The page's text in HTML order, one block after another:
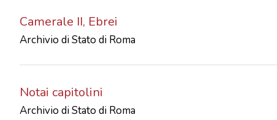
Camerale II, Ebrei
Archivio di Stato di Roma
Notai capitolini
Archivio di Stato di Roma